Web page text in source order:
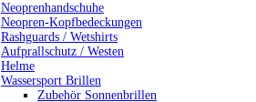
Neoprenhandschuhe
Neopren-Kopfbedeckungen
Rashguards / Wetshirts
Aufprallschutz / Westen
Helme
Wassersport Brillen
Zubehör Sonnenbrillen